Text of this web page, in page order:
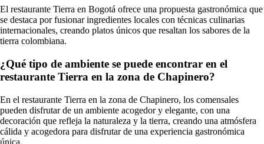
El restaurante Tierra en Bogotá ofrece una propuesta gastronómica que
se destaca por fusionar ingredientes locales con técnicas culinarias
internacionales, creando platos únicos que resaltan los sabores de la
tierra colombiana.
¿Qué tipo de ambiente se puede encontrar en el
restaurante Tierra en la zona de Chapinero?
En el restaurante Tierra en la zona de Chapinero, los comensales
pueden disfrutar de un ambiente acogedor y elegante, con una
decoración que refleja la naturaleza y la tierra, creando una atmósfera
cálida y acogedora para disfrutar de una experiencia gastronómica
única.